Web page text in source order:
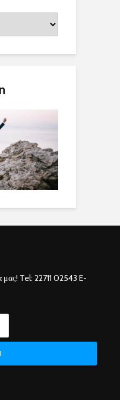
μας! Tel: 22711 02543 E-